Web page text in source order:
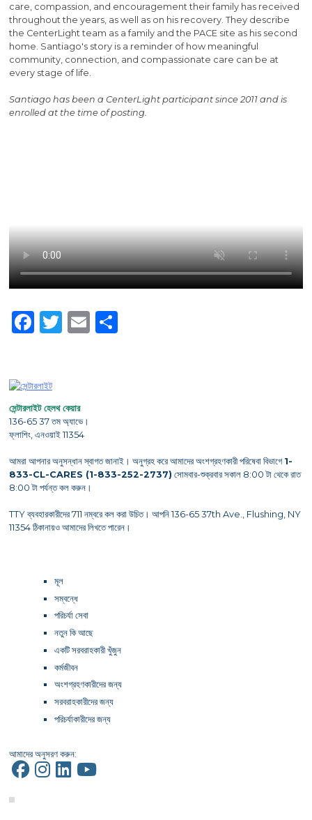
care, compassion, and encouragement their family has received
throughout the years, as well as on his recovery. They describe
the CenterLight team as a family and the PACE site as his second
home. Santiago's story is a reminder of how meaningful
community, connection, and compassionate care can be at
every stage of life.
Santiago has been a CenterLight participant since 2011 and is
enrolled at the time of posting.
Facebook
Twitter
EmailShare
সেন্টারলাইট হেলথ কেয়ার
136-65 37 তম অ্যাভে।
ফ্লাশিং, এনওয়াই 11354
আমরা আপনার অনুসন্ধান স্বাগত জানাই। অনুগ্রহ করে আমাদের অংশগ্রহণকারী পরিষেবা বিভাগে 1-
833-CL-CARES (1-833-252-2737) সোমবার-শুক্রবার সকাল 8:00 টা থেকে রাত
8:00 টা পর্যন্ত কল করুন।
TTY ব্যবহারকারীদের 711 নম্বরে কল করা উচিত। আপনি 136-65 37th Ave., Flushing, NY
11354 ঠিকানায়ও আমাদের লিখতে পারেন।
মূল
সম্বন্ধে
পরিচর্যা সেবা
নতুন কি আছে
একটি সরবরাহকারী খুঁজুন
কর্মজীবন
অংশগ্রহণকারীদের জন্য
সরবরাহকারীদের জন্য
পরিচর্যাকারীদের জন্য
আমাদের অনুসরণ করুন: